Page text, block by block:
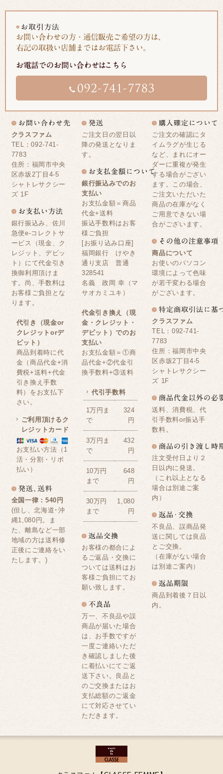
クラスファム
TEL：092-741-
7783
住所：福岡市中央
区赤坂2丁目4-5
シャトレサクシー
ズ 1F
銀行振込み、佐川
急便e-コレクトサ
ービス（現金、ク
レジット、デビッ
ト）にて代金引き
換御利用頂けま
す。尚、手数料は
お客様ご負担とな
ります。
代引き（現金or
クレジットorデ
ビット）
商品到着時に代
金（商品代金+消
費税+送料+代金
引き換え手数
料）をお支払下
さい。
ご利用頂けるク
レジットカード
お支払い方法（1
活・分割・リボ
払い）
全国一律：540円
(但し、北海道･沖
縄1,080円。ま
た、離島など一部
地域の方は送料修
正後にご連絡をい
たします。)
ご注文日の翌日以
降の発送となりま
す。
銀行振込みでのお
支払い
お支払金額＝商品
代金+送料
振込手数料はお客
様ご負担
[お振り込み口座]
福岡銀行 けやき
通り支店 普通
328541
名義 政岡 幸（マ
サオカミユキ）
代金引き換え（現
金・クレジット・
デビット）でのお
支払い
お支払金額＝①商
品代金+②代金引
換手数料+③送料
代引手数料
1万円ま
で
324
円
3万円ま
で
432
円
10万円
まで
648
円
30万円
まで
1,080
円
お客様の都合によ
るご返品・交換に
ついては送料はお
客様ご負担にてお
願い致します。
万一、不良品や誤
商品が届いた場合
は、お手数ですが
一度ご連絡いただ
き確認しました後
に着払いにてご返
送下さい。良品と
のご交換またはお
支払総額のご返金
にて対応させてい
ただきます。
ご注文の確認にタ
イムラグが生じる
など、まれにオー
ダーに重複が発生
する場合がござい
ます。この場合、
ご注文いただいた
商品の在庫がなく
ご用意できない場
合がございます。
商品について
お使いのパソコン
環境によって色味
が若干変わる場合
がございます。
クラスファム
TEL：092-741-
7783
住所：福岡市中央
区赤坂2丁目4-5
シャトレサクシー
ズ 1F
送料、消費税、代
引手数料or振込手
数料。
注文受付日より２
日以内に発送。
（これ以上となる
場合は別途ご案
内）
不良品、誤商品発
送に関しては良品
とご交換。
（在庫がない場合
は別途ご案内）
商品到着後７日以
内。